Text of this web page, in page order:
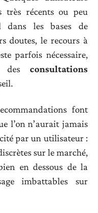
très récents ou peu
dans les bases de
doutes, le recours à
parfois nécessaire,
des consultations
font
l’on n’aurait jamais
par un utilisateur :
sur le marché,
en dessous de la
imbattables sur